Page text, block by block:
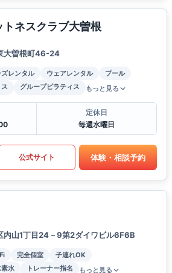
ネスクラブ大曽根
大曽根町46-24
ズレンタル ウェアレンタル
プール
グループピラティス もっと見る
定休日
毎週水曜日
公式サイト 体験・相談予約
内山1丁目24－9第2ダイワビル6F6B
完全個室
子連れOK
水 トレーナー指名 もっと見る